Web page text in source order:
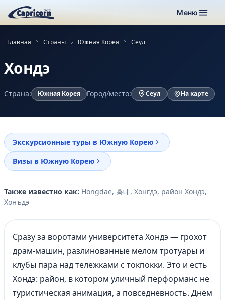
Меню
Главная Страны Южная Корея Сеул
Хондэ
Страна: Южная Корея Город/место: Сеул На карте
Экскурсионные туры в Южную Корею
Визы в Южную Корею
Также известно как: Hongdae, 홍대, Хонгдэ, район Хондэ,
Хонъдэ
Сразу за воротами университета Хондэ — грохот
драм-машин, разлинованные мелом тротуары и
клубы пара над тележками с токпокки. Это и есть
Хондэ: район, в котором уличный перформанс не
туристическая анимация, а повседневность. Днём